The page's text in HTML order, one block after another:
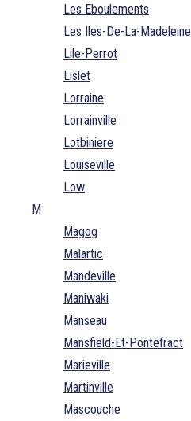
Les Eboulements
Les Iles-De-La-Madeleine
Lile-Perrot
Lislet
Lorraine
Lorrainville
Lotbiniere
Louiseville
Low
M
Magog
Malartic
Mandeville
Maniwaki
Manseau
Mansfield-Et-Pontefract
Marieville
Martinville
Mascouche